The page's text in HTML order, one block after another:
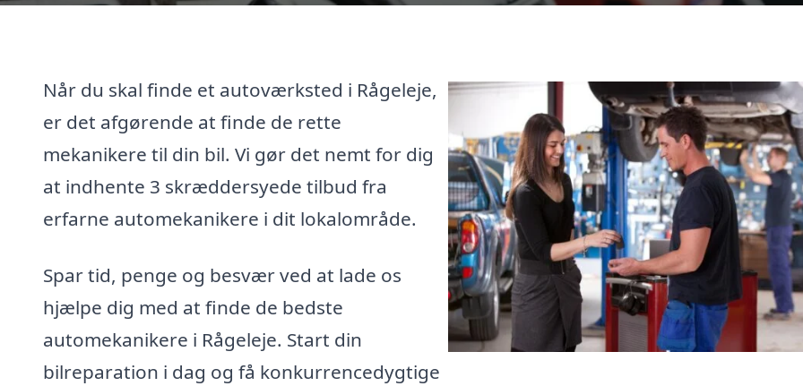
Når du skal finde et autoværksted i Rågeleje,
er det afgørende at finde de rette
mekanikere til din bil. Vi gør det nemt for dig
at indhente 3 skræddersyede tilbud fra
erfarne automekanikere i dit lokalområde.
Spar tid, penge og besvær ved at lade os
hjælpe dig med at finde de bedste
automekanikere i Rågeleje. Start din
bilreparation i dag og få konkurrencedygtige